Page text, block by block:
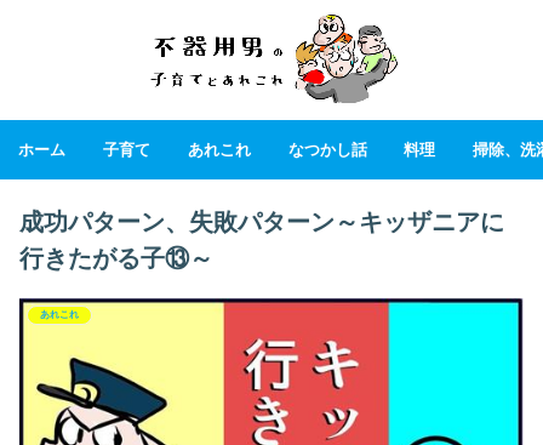
ホーム 子育て あれこれ なつかし話 料理 掃除、洗
成功パターン、失敗パターン～キッザニアに
行きたがる子⑬～
あれこれ